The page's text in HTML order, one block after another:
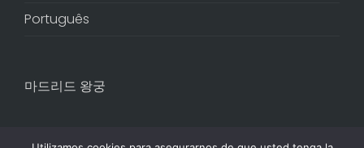
Português
마드리드 왕궁